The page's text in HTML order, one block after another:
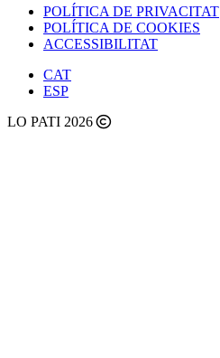
POLÍTICA DE PRIVACITAT
POLÍTICA DE COOKIES
ACCESSIBILITAT
CAT
ESP
LO PATI 2026